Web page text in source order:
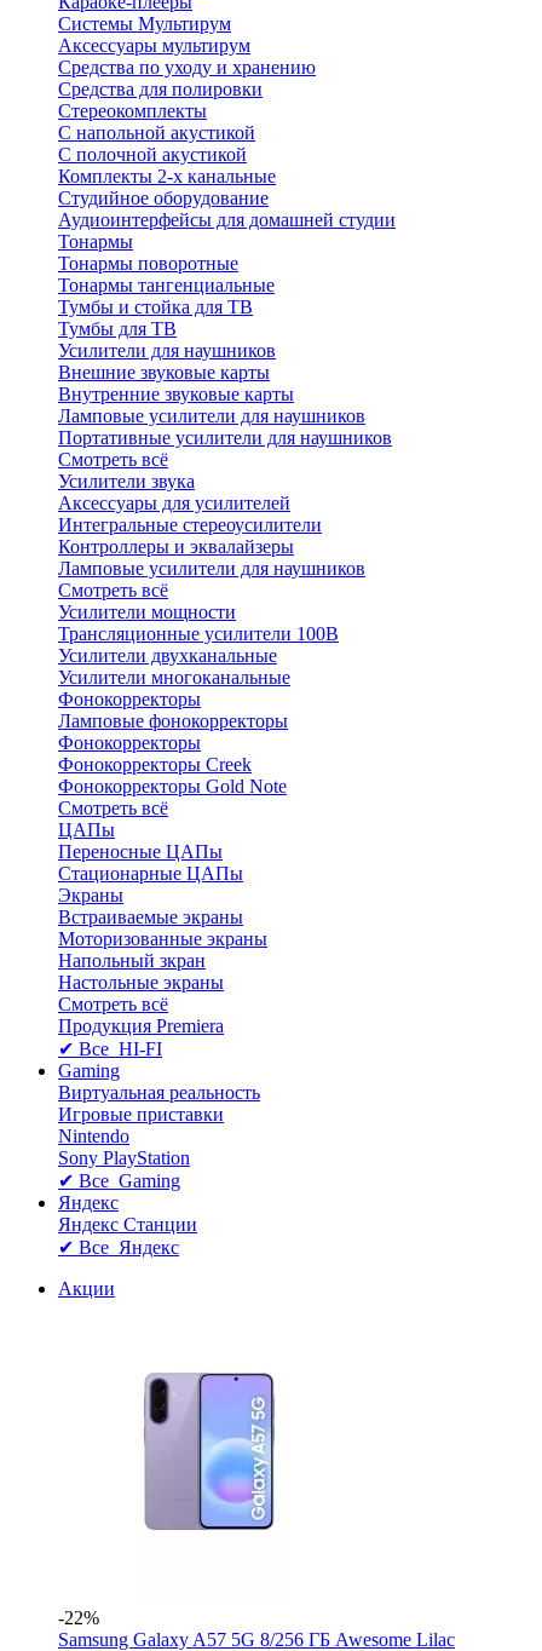
Системы Мультирум
Аксессуары мультирум
Средства по уходу и хранению
Средства для полировки
Стереокомплекты
C напольной акустикой
C полочной акустикой
Комплекты 2-х канальные
Студийное оборудование
Аудиоинтерфейсы для домашней студии
Тонармы
Тонармы поворотные
Тонармы тангенциальные
Тумбы и стойка для ТВ
Тумбы для ТВ
Усилители для наушников
Внешние звуковые карты
Внутренние звуковые карты
Ламповые усилители для наушников
Портативные усилители для наушников
Смотреть всё
Усилители звука
Аксессуары для усилителей
Интегральные стереоусилители
Контроллеры и эквалайзеры
Ламповые усилители для наушников
Смотреть всё
Усилители мощности
Трансляционные усилители 100В
Усилители двухканальные
Усилители многоканальные
Фонокорректоры
Ламповые фонокорректоры
Фонокорректоры
Фонокорректоры Creek
Фонокорректоры Gold Note
Смотреть всё
ЦАПы
Переносные ЦАПы
Стационарные ЦАПы
Экраны
Встраиваемые экраны
Моторизованные экраны
Напольный зкран
Настольные экраны
Смотреть всё
Продукция Premiera
✔ Все HI-FI
Gaming
Виртуальная реальность
Игровые приставки
Nintendo
Sony PlayStation
✔ Все Gaming
Яндекс
Яндекс Станции
✔ Все Яндекс
Акции
-22%
Samsung Galaxy A57 5G 8/256 ГБ Awesome Lilac